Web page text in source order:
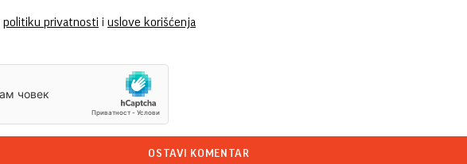
politiku privatnosti i uslove korišćenja
OSTAVI KOMENTAR